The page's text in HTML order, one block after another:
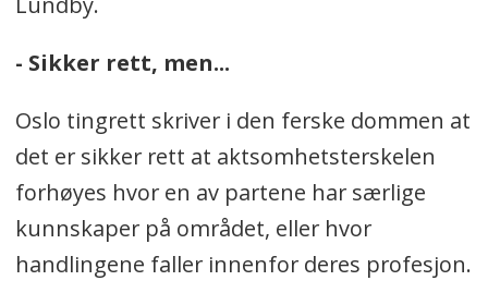
- Sikker rett, men...
Oslo tingrett skriver i den ferske dommen at
det er sikker rett at aktsomhetsterskelen
forhøyes hvor en av partene har særlige
kunnskaper på området, eller hvor
handlingene faller innenfor deres profesjon.